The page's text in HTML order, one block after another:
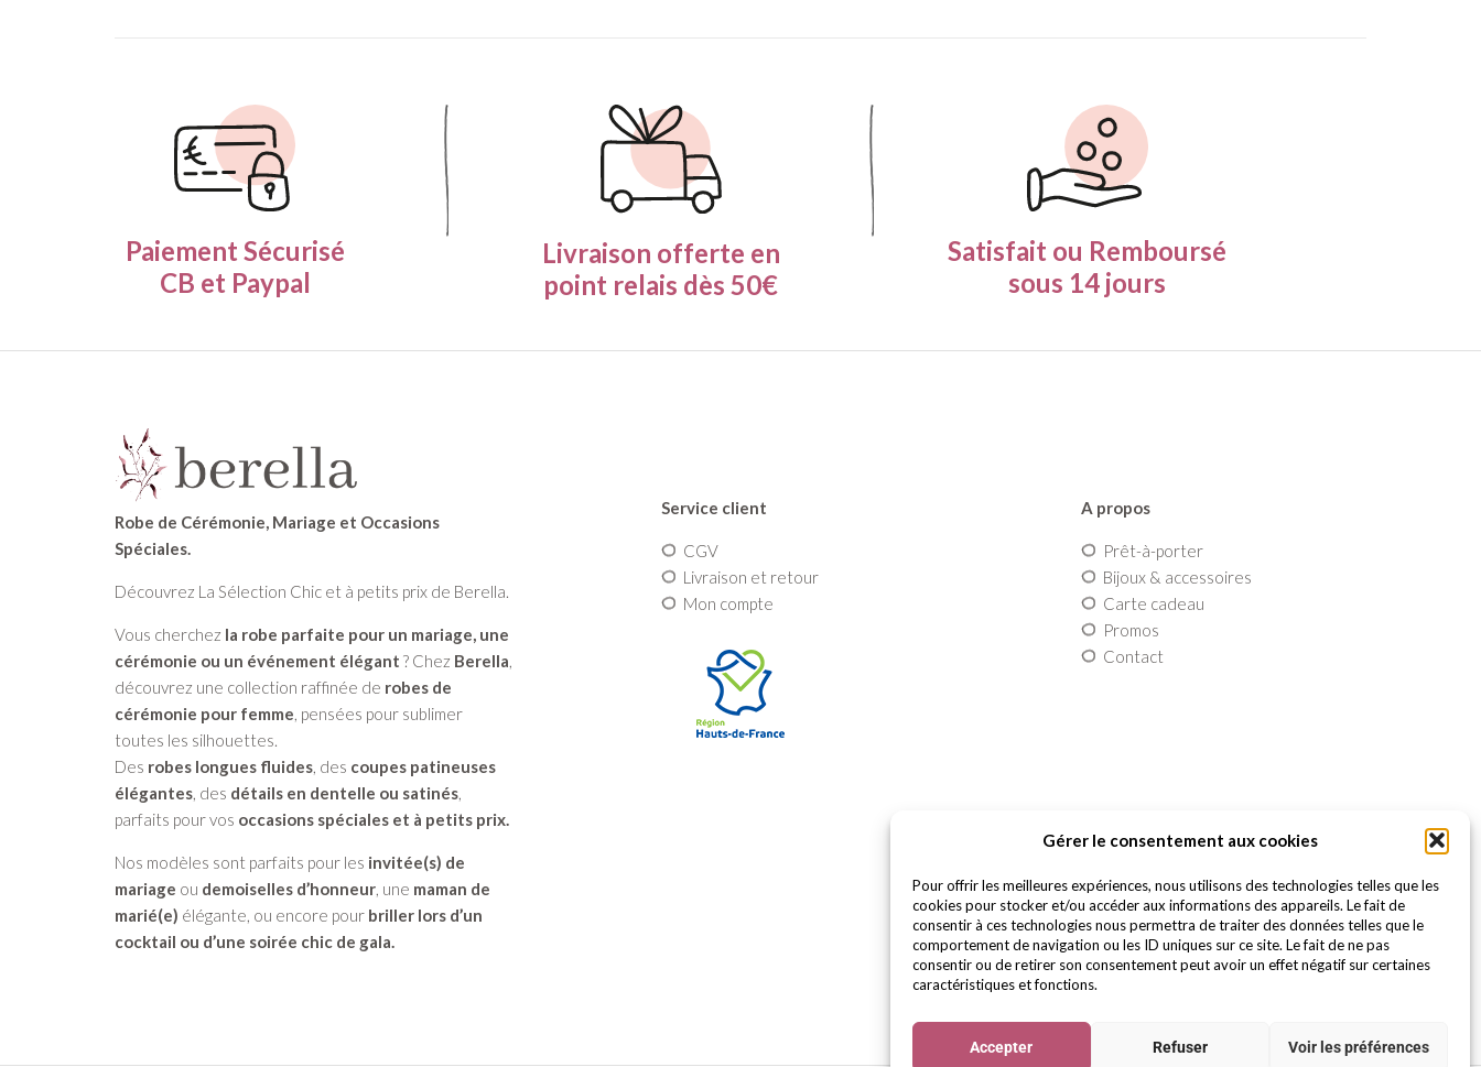
Gérer le consentement aux cookies
Pour offrir les meilleures expériences, nous utilisons des technologies telles que les
cookies pour stocker et/ou accéder aux informations des appareils. Le fait de
consentir à ces technologies nous permettra de traiter des données telles que le
comportement de navigation ou les ID uniques sur ce site. Le fait de ne pas
consentir ou de retirer son consentement peut avoir un effet négatif sur certaines
caractéristiques et fonctions.
Accepter Refuser Voir les préférences
Paiement Sécurisé
CB et Paypal
Livraison offerte en
point relais dès 50€
Satisfait ou Remboursé
sous 14 jours
Robe de Cérémonie, Mariage et Occasions
Spéciales.
Découvrez La Sélection Chic et à petits prix de Berella.
Vous cherchez la robe parfaite pour un mariage, une
cérémonie ou un événement élégant ? Chez Berella
découvrez une collection raffinée de robes de
cérémonie pour femme , pensées pour sublimer
toutes les silhouettes.
Des robes longues fluides , des coupes patineuses
élégantes , des détails en dentelle ou satinés
parfaits pour vos occasions spéciales et à petits prix.
Nos modèles sont parfaits pour les invitée(s) de
mariage ou demoiselles d’honneur , une maman de
marié(e) élégante, ou encore pour briller lors d’un
cocktail ou d’une soirée chic de gala.
Service client
CGV
Livraison et retour
Mon compte
A propos
Prêt-à-porter
Bijoux & accessoires
Carte cadeau
Promos
Contact